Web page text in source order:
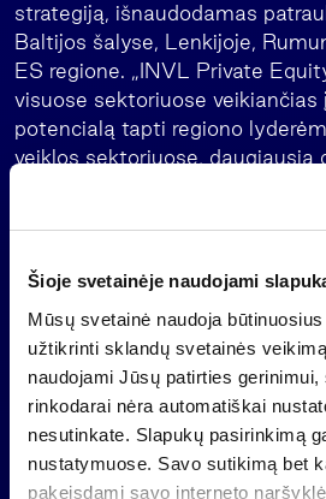
Šioje svetainėje naudojami
Mūsų svetainė naudoja
užtikrinti sklandų svetainės
naudojami Jūsų patirties
rinkodarai nėra automatiškai
nesutinkate. Slapukų pasirinkimą
nustatymuose. Savo sutikimą bet
pakeisdami savo interneto
strategiją, išnaudodamas
Baltijos šalyse, Lenkijoje,
ES regione. „INVL Private
visuose sektoriuose veikiančias
potencialą tapti regiono
veiklos sektoriuose, daugiausia
daugumos ar reikšmingos
įsigijimui. Aktyviai valdydamas
Numatoma, jog diversifikuotą
10-12 įmonių. Planuojama
kapitalą, taip pat vykdyti
„investuok ir vystyk“
bus 10-40 mln. eurų, o
mln. eurų. Fondas taip pat
kuriuos galėtų vykdyti kartu su